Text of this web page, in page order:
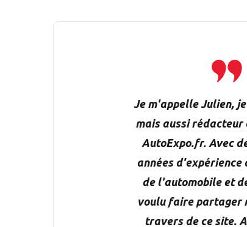
Je m'appelle Julien,
mais aussi rédacteur
AutoExpo.fr. Avec
années d'expérience
de l'automobile et
voulu faire partager
travers de ce site.